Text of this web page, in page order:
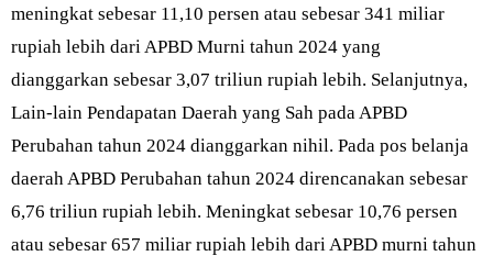
meningkat sebesar 11,10 persen atau sebesar 341 miliar
rupiah lebih dari APBD Murni tahun 2024 yang
dianggarkan sebesar 3,07 triliun rupiah lebih. Selanjutnya,
Lain-lain Pendapatan Daerah yang Sah pada APBD
Perubahan tahun 2024 dianggarkan nihil. Pada pos belanja
daerah APBD Perubahan tahun 2024 direncanakan sebesar
6,76 triliun rupiah lebih. Meningkat sebesar 10,76 persen
atau sebesar 657 miliar rupiah lebih dari APBD murni tahun